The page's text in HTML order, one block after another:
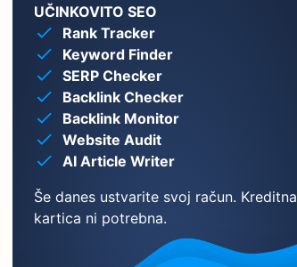
UČINKOVITO SEO
Rank Tracker
Keyword Finder
SERP Checker
Backlink Checker
Backlink Monitor
Website Audit
AI Article Writer
Še danes ustvarite svoj račun. Kreditna
kartica ni potrebna.